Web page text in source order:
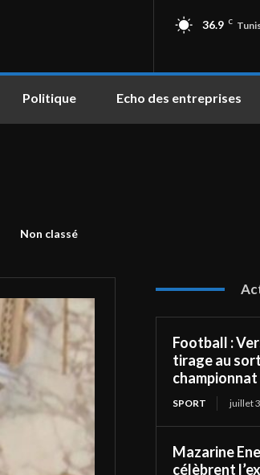
36.9 C
Politique Echo des entreprises
Non classé
Football :
tirage au
championnat
SPORT juillet
Mazarine
célèbrent